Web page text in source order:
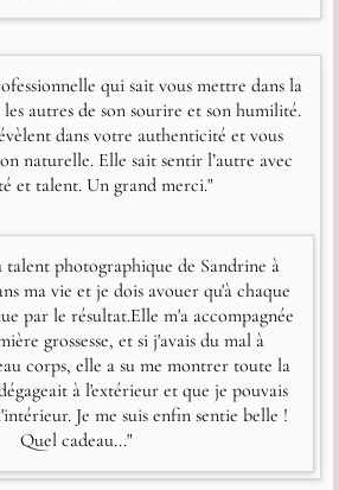
qui sait vous mettre dans la
autres de son sourire et son humilité.
dans votre authenticité et vous
naturelle. Elle sait sentir l’autre avec
et talent. Un grand merci."
talent photographique de Sandrine à
ma vie et je dois avouer qu'à chaque
par le résultat.Elle m'a accompagnée
grossesse, et si j'avais du mal à
corps, elle a su me montrer toute la
à l'extérieur et que je pouvais
Je me suis enfin sentie belle !
Quel cadeau..."